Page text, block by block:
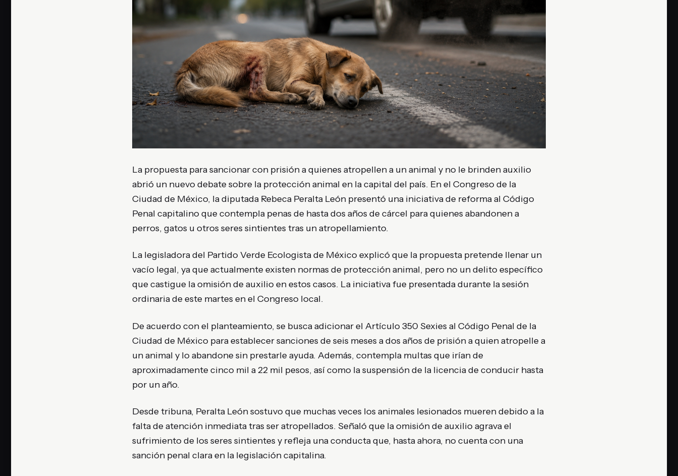
La propuesta para sancionar con prisión a quienes atropellen a un animal y no le brinden auxilio
abrió un nuevo debate sobre la protección animal en la capital del país. En el Congreso de la
Ciudad de México, la diputada Rebeca Peralta León presentó una iniciativa de reforma al Código
Penal capitalino que contempla penas de hasta dos años de cárcel para quienes abandonen a
perros, gatos u otros seres sintientes tras un atropellamiento.
La legisladora del Partido Verde Ecologista de Méxicoexplicó que la propuesta pretende llenar un
vacío legal, ya que actualmente existen normas de protección animal, pero no un delito específico
que castigue la omisión de auxilio en estos casos. La iniciativa fue presentada durante la sesión
ordinaria de este martes en el Congreso local.
De acuerdo con el planteamiento, se busca adicionar el Artículo 350 Sexies al Código Penal de la
Ciudad de México para establecer sanciones de seis meses a dos años de prisión a quien atropelle a
un animal y lo abandone sin prestarle ayuda. Además, contempla multas que irían de
aproximadamente cinco mil a 22 mil pesos, así como la suspensión de la licencia de conducir hasta
por un año.
Desde tribuna, Peralta León sostuvo que muchas veces los animales lesionados mueren debido a la
falta de atención inmediata tras ser atropellados. Señaló que la omisión de auxilio agrava el
sufrimiento de los seres sintientes y refleja una conducta que, hasta ahora, no cuenta con una
sanción penal clara en la legislación capitalina.